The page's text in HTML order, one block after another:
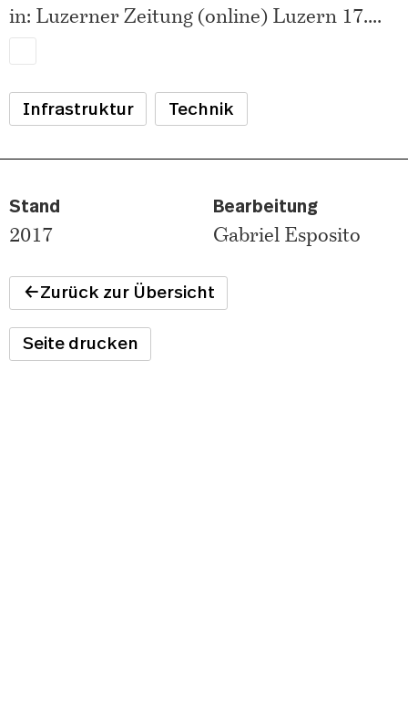
in: Luzerner Zeitung (online) Luzern 17....
Infrastruktur Technik
Stand
2017
Bearbeitung
Gabriel Esposito
Zurück zur Übersicht
Seite drucken